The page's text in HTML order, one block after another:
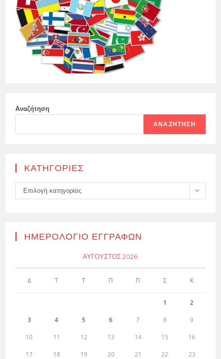
Αναζήτηση
ΑΝΑΖΉΤΗΣΗ
KΑΤΗΓΟΡΊΕΣ
Kατηγορίες
Επιλογή κατηγορίας
ΗΜΕΡΟΛΌΓΙΟ ΕΓΓΡΑΦΏΝ
ΑΎΓΟΥΣΤΟΣ 2026
Δ Τ Τ Π Π Σ Κ
1 2
3 4 5 6 7 8 9
10 11 12 13 14 15 16
17 18 19 20 21 22 23